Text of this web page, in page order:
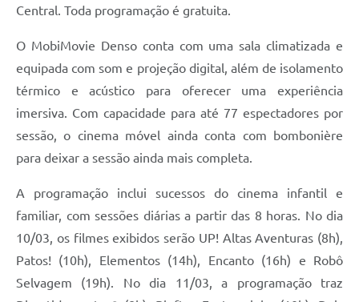
Central. Toda programação é gratuita.
O MobiMovie Denso conta com uma sala climatizada e
equipada com som e projeção digital, além de isolamento
térmico e acústico para oferecer uma experiência
imersiva. Com capacidade para até 77 espectadores por
sessão, o cinema móvel ainda conta com bombonière
para deixar a sessão ainda mais completa.
A programação inclui sucessos do cinema infantil e
familiar, com sessões diárias a partir das 8 horas. No dia
10/03, os filmes exibidos serão UP! Altas Aventuras (8h),
Patos! (10h), Elementos (14h), Encanto (16h) e Robô
Selvagem (19h). No dia 11/03, a programação traz